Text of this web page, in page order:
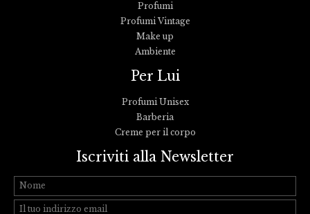
Profumi
Profumi Vintage
Make up
Ambiente
Per Lui
Profumi Unisex
Barberia
Creme per il corpo
Iscriviti alla Newsletter